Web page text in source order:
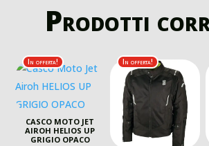
Prodotti
In offerta!
CASCO MOTO JET
AIROH HELIOS UP
GRIGIO OPACO
In offerta!